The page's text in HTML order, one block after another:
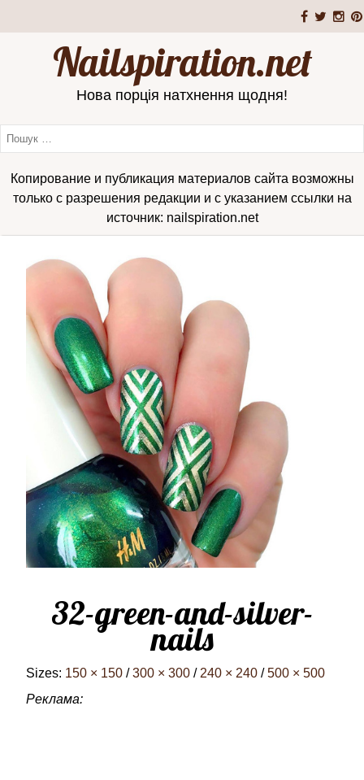
Nailspiration.net
Нова порція натхнення щодня!
Копирование и публикация материалов сайта возможны
только с разрешения редакции и с указанием ссылки на
источник: nailspiration.net
32-green-and-silver-
nails
Sizes: 150 × 150 / 300 × 300 / 240 × 240 / 500 × 500
Реклама: